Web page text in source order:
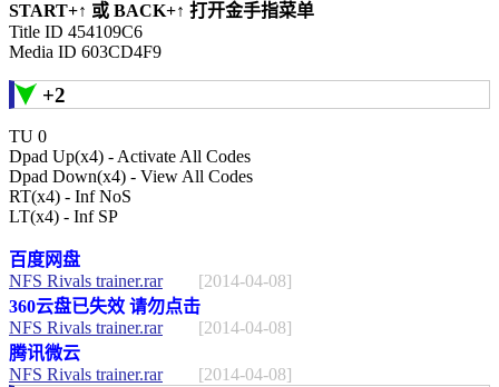
START+↑ 或 BACK+↑ 打开金手指菜单
Title ID 454109C6
Media ID 603CD4F9
+2
TU 0
Dpad Up(x4) - Activate All Codes
Dpad Down(x4) - View All Codes
RT(x4) - Inf NoS
LT(x4) - Inf SP
百度网盘
NFS Rivals trainer.rar
[2014-04-08]
360云盘已失效 请勿点击
NFS Rivals trainer.rar
[2014-04-08]
腾讯微云
NFS Rivals trainer.rar
[2014-04-08]